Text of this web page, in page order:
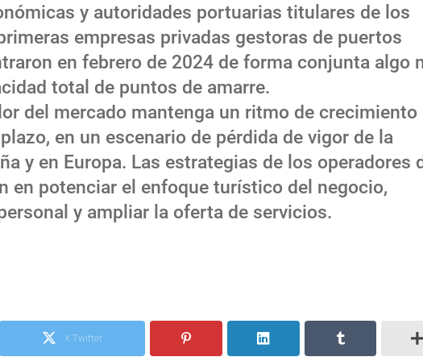
y autoridades portuarias titulares de los
empresas privadas gestoras de puertos
en febrero de 2024 de forma conjunta algo
total de puntos de amarre.
del mercado mantenga un ritmo de crecimiento
en un escenario de pérdida de vigor de la
y en Europa. Las estrategias de los operadores
en potenciar el enfoque turístico del negocio,
y ampliar la oferta de servicios.
X Twitter